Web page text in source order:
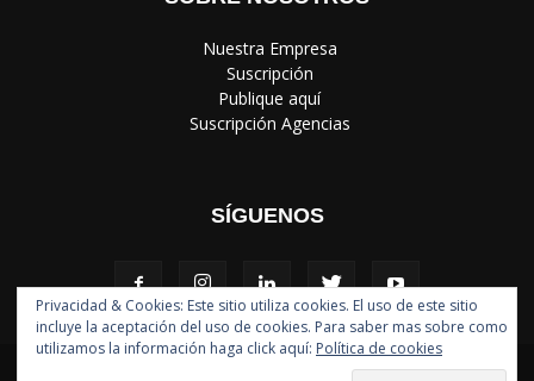
‎ Nuestra Empresa
‎ Suscripción
‎ Publique aquí
‎ Suscripción Agencias
SÍGUENOS
Privacidad & Cookies: Este sitio utiliza cookies. El uso de este sitio
incluye la aceptación del uso de cookies. Para saber mas sobre como
utilizamos la información haga click aquí: Política de cookies